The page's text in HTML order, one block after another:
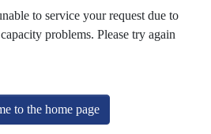
to service your request due to
problems. Please try again
to the home page